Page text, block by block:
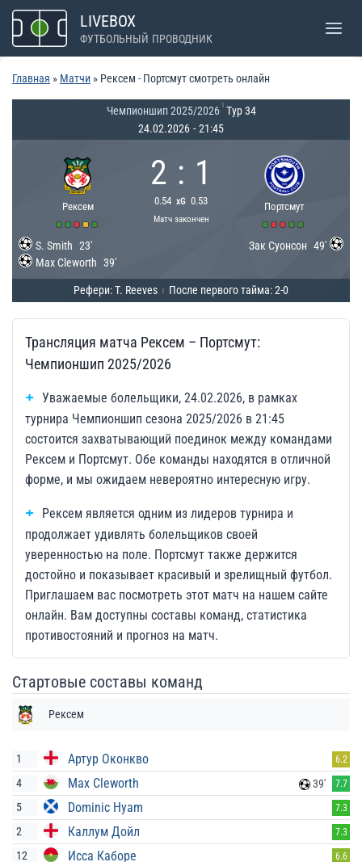
Перейти
содержимому
LIVEBOX
ФУТБОЛЬНЫЙ ПРОВОДНИК
Главная » Матчи » Рексем - Портсмут смотреть онлайн
Чемпионшип 2025/2026 Тур 34
24.02.2026 - 21:45
Рексем
2 : 1
0.54 xG 0.53
Матч закончен
Портсмут
S. Smith 23'
Max Cleworth 39'
Зак Суонсон 49'
Рефери: T. Reeves После первого тайма: 2-0
Трансляция матча Рексем – Портсмут:
Чемпионшип 2025/2026
Уважаемые болельщики, 24.02.2026, в рамках
турнира Чемпионшип сезона 2025/2026 в 21:45
состоится захватывающий поединок между командами
Рексем и Портсмут. Обе команды находятся в отличной
форме, и мы ожидаем невероятно интересную игру.
Рексем является одним из лидеров турнира и
продолжает удивлять болельщиков своей
уверенностью на поле. Портсмут также держится
достойно и показывает красивый и зрелищный футбол.
Приглашаем вас посмотреть этот матч на нашем сайте
онлайн. Вам доступны составы команд, статистика
противостояний и прогноз на матч.
Стартовые составы команд
Рексем
1 Артур Оконкво 6.2
4 Max Cleworth 39' 7.7
5 Dominic Hyam 7.3
2 Каллум Дойл 7.3
12 Исса Каборе 6.6